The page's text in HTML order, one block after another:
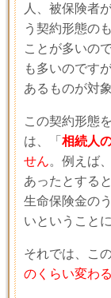
人、被保険者
う契約形態の
ことが多いの
も多いのです
あるものが対
この契約形態
は、「 相続人
せん。例えば
あったとする
生命保険金の
いということ
それでは、こ
のくらい変わる